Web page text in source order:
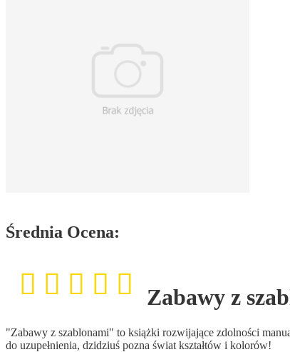
Średnia Ocena:
Zabawy z
"Zabawy z szablonami" to książki rozwijające zdolności
do uzupełnienia, dzidziuś pozna świat kształtów i kolorów!